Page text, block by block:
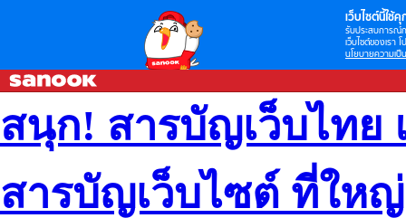
เว็บไซต์นี้ใช้คุ
รับประสบการณ์
เว็บไซต์ของเรา
นโยบายความเป็
สนุก! สารบัญเว็บไทย
สารบัญเว็บไซต์ ที่ให